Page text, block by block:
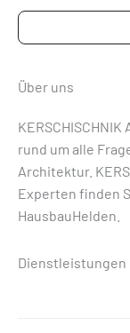
Über uns
rund um alle
Architektur.
Experten finden
HausbauHelden.
Dienstleistungen